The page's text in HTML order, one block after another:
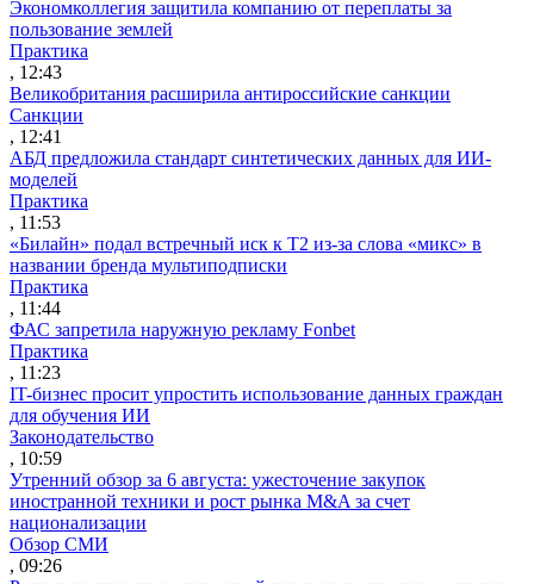
Экономколлегия защитила компанию от переплаты за
пользование землей
Практика
, 12:43
Великобритания расширила антироссийские санкции
Санкции
, 12:41
АБД предложила стандарт синтетических данных для ИИ-
моделей
Практика
, 11:53
«Билайн» подал встречный иск к Т2 из-за слова «микс» в
названии бренда мультиподписки
Практика
, 11:44
ФАС запретила наружную рекламу Fonbet
Практика
, 11:23
IT-бизнес просит упростить использование данных граждан
для обучения ИИ
Законодательство
, 10:59
Утренний обзор за 6 августа: ужесточение закупок
иностранной техники и рост рынка M&A за счет
национализации
Обзор СМИ
, 09:26